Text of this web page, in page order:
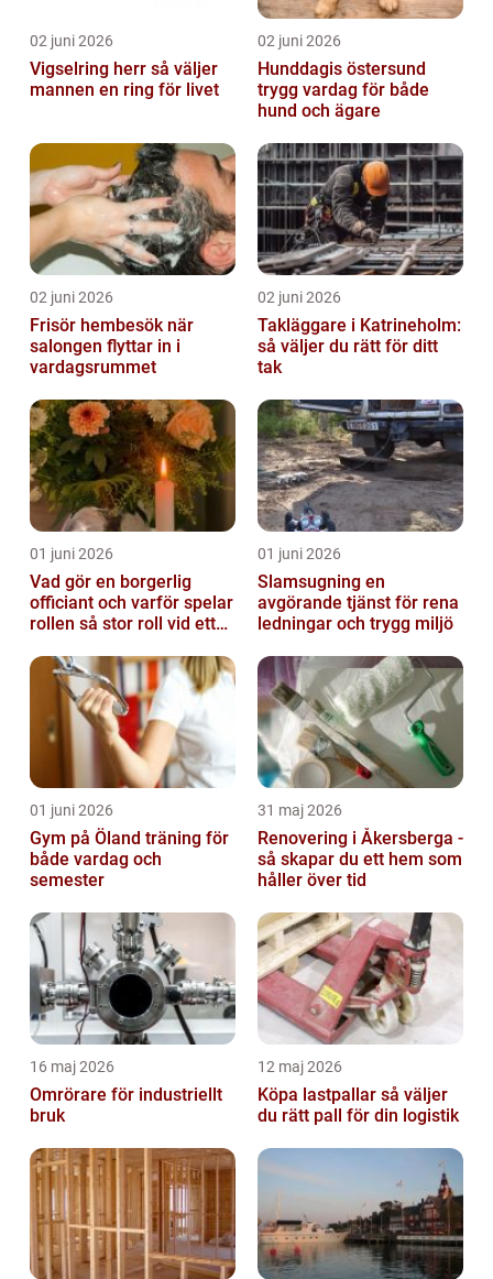
02 juni 2026
Vigselring herr så väljer
mannen en ring för livet
02 juni 2026
Hunddagis östersund
trygg vardag för både
hund och ägare
02 juni 2026
Frisör hembesök när
salongen flyttar in i
vardagsrummet
02 juni 2026
Takläggare i Katrineholm:
så väljer du rätt för ditt
tak
01 juni 2026
Vad gör en borgerlig
officiant och varför spelar
rollen så stor roll vid ett
01 juni 2026
Slamsugning en
avgörande tjänst för rena
ledningar och trygg miljö
01 juni 2026
Gym på Öland träning för
både vardag och
semester
31 maj 2026
Renovering i Åkersberga -
så skapar du ett hem som
håller över tid
16 maj 2026
Omrörare för industriellt
bruk
12 maj 2026
Köpa lastpallar så väljer
du rätt pall för din logistik